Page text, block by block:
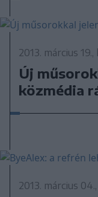
2013. március 19.,
Új
közmédia
2013. március